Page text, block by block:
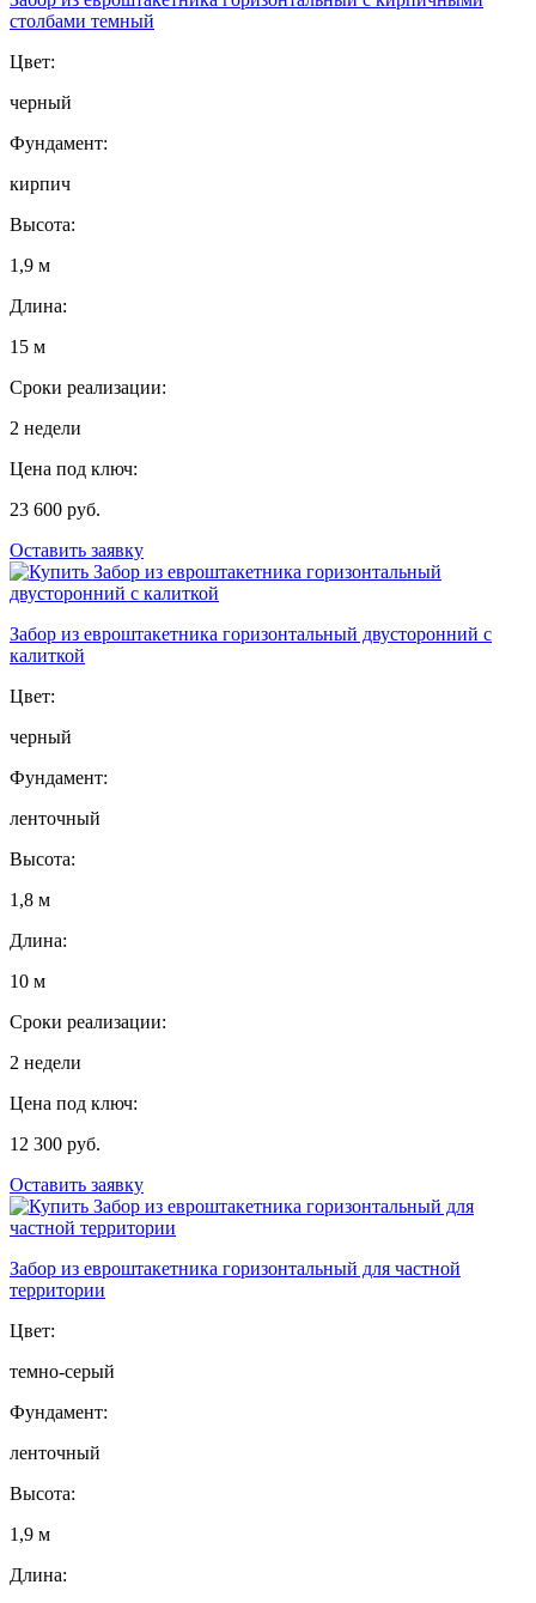
столбами темный
Цвет:
черный
Фундамент:
кирпич
Высота:
1,9 м
Длина:
15 м
Сроки реализации:
2 недели
Цена под ключ:
23 600 руб.
Оставить заявку
Забор из евроштакетника горизонтальный двусторонний с
калиткой
Цвет:
черный
Фундамент:
ленточный
Высота:
1,8 м
Длина:
10 м
Сроки реализации:
2 недели
Цена под ключ:
12 300 руб.
Оставить заявку
Забор из евроштакетника горизонтальный для частной
территории
Цвет:
темно-серый
Фундамент:
ленточный
Высота:
1,9 м
Длина: